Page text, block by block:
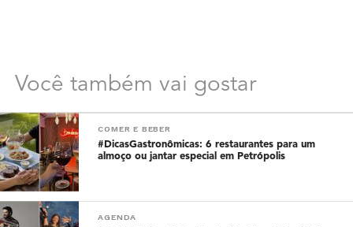
Você também vai gostar
COMER E BEBER
#DicasGastronômicas: 6 restaurantes para um
almoço ou jantar especial em Petrópolis
AGENDA